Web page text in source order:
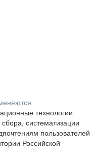
технологии
систематизации
пользователей
Российской